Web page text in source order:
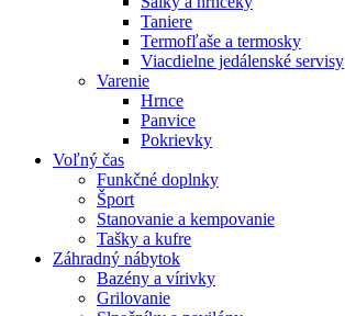
Taniere
Termofľaše a termosky
Viacdielne jedálenské servisy
Varenie
Hrnce
Panvice
Pokrievky
Voľný čas
Funkčné doplnky
Šport
Stanovanie a kempovanie
Tašky a kufre
Záhradný nábytok
Bazény a vírivky
Grilovanie